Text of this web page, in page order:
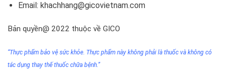
Email: khachhang@gicovietnam.com
Bản quyền@ 2022 thuộc về GICO
“Thực phẩm bảo vệ sức khỏe. Thực phẩm này không phải là thuốc và không có
tác dụng thay thế thuốc chữa bệnh.”